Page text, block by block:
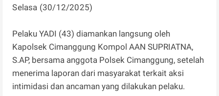
Selasa (30/12/2025)
Pelaku YADI (43) diamankan langsung oleh
Kapolsek Cimanggung Kompol AAN SUPRIATNA,
S.AP, bersama anggota Polsek Cimanggung, setelah
menerima laporan dari masyarakat terkait aksi
intimidasi dan ancaman yang dilakukan pelaku.